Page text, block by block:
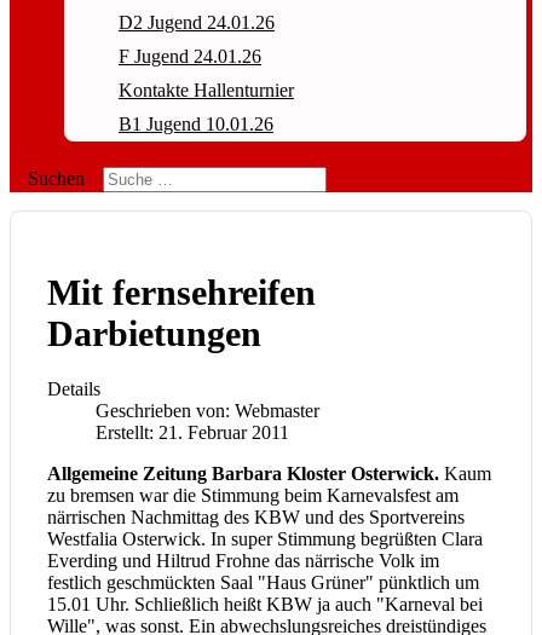
D2 Jugend 24.01.26
F Jugend 24.01.26
Kontakte Hallenturnier
B1 Jugend 10.01.26
Suchen
Mit fernsehreifen
Darbietungen
Details
Geschrieben von: Webmaster
Erstellt: 21. Februar 2011
Allgemeine Zeitung Barbara Kloster Osterwick. Kaum
zu bremsen war die Stimmung beim Karnevalsfest am
närrischen Nachmittag des KBW und des Sportvereins
Westfalia Osterwick. In super Stimmung begrüßten Clara
Everding und Hiltrud Frohne das närrische Volk im
festlich geschmückten Saal "Haus Grüner" pünktlich um
15.01 Uhr. Schließlich heißt KBW ja auch "Karneval bei
Wille", was sonst. Ein abwechslungsreiches dreistündiges